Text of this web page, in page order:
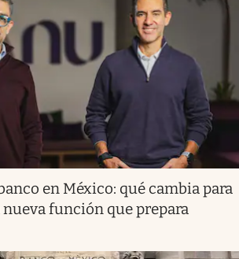
en México: qué cambia para
nueva función que prepara